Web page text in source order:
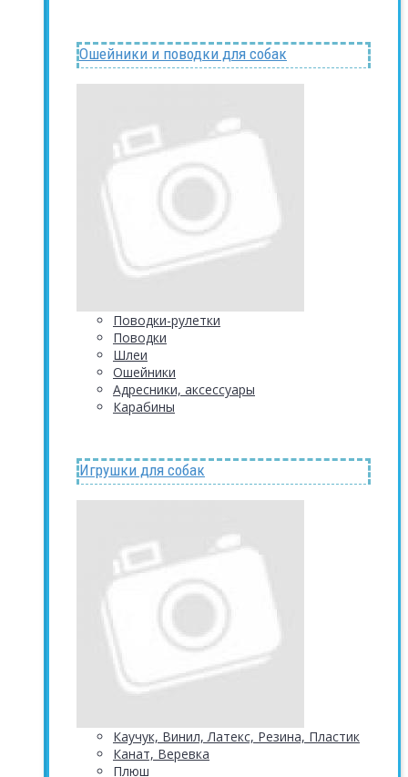
Ошейники и поводки для собак
Поводки-рулетки
Поводки
Шлеи
Ошейники
Адресники, аксессуары
Карабины
Игрушки для собак
Каучук, Винил, Латекс, Резина, Пластик
Канат, Веревка
Плюш